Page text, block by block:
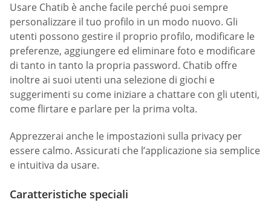
Usare Chatib è anche facile perché puoi sempre
personalizzare il tuo profilo in un modo nuovo. Gli
utenti possono gestire il proprio profilo, modificare le
preferenze, aggiungere ed eliminare foto e modificare
di tanto in tanto la propria password. Chatib offre
inoltre ai suoi utenti una selezione di giochi e
suggerimenti su come iniziare a chattare con gli utenti,
come flirtare e parlare per la prima volta.
Apprezzerai anche le impostazioni sulla privacy per
essere calmo. Assicurati che l’applicazione sia semplice
e intuitiva da usare.
Caratteristiche speciali